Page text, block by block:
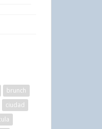
brunch
ciudad